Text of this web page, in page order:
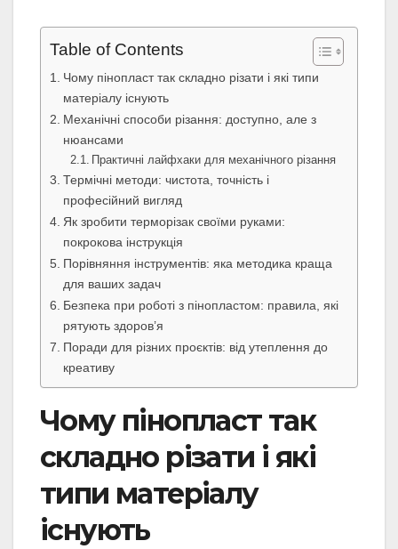
Table of Contents
Чому пінопласт так складно різати і які типи
матеріалу існують
Механічні способи різання: доступно, але з
нюансами
Практичні лайфхаки для механічного різання
Термічні методи: чистота, точність і
професійний вигляд
Як зробити терморізак своїми руками:
покрокова інструкція
Порівняння інструментів: яка методика краща
для ваших задач
Безпека при роботі з пінопластом: правила, які
рятують здоров’я
Поради для різних проєктів: від утеплення до
креативу
Чому пінопласт так
складно різати і які
типи матеріалу
існують